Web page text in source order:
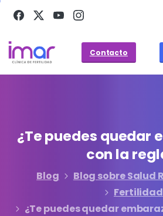
Contacto
¿Tepuedes quedar
con la
Blog
Blog sobre Salud
Fertilidad
¿Te puedes quedar